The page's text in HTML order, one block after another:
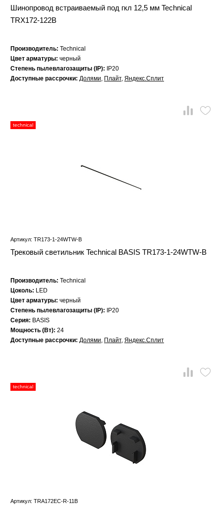
Шинопровод встраиваемый под гкл 12,5 мм Technical
TRX172-122B
Производитель: Technical
Цвет арматуры: черный
Степень пылевлагозащиты (IP):
IP20
Доступные рассрочки: Долями, Плайт, Яндекс.Сплит
technical
Артикул: TR173-1-24WTW-B
Трековый светильник Technical BASIS TR173-1-24WTW-B
Производитель: Technical
Цоколь: LED
Цвет арматуры: черный
Степень пылевлагозащиты (IP):
IP20
Серия: BASIS
Мощность (Вт): 24
Доступные рассрочки: Долями, Плайт, Яндекс.Сплит
technical
Артикул: TRA172EC-R-11B